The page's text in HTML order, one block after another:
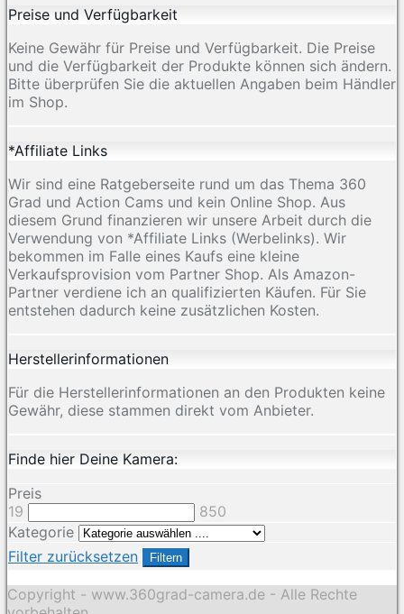
Preise und Verfügbarkeit
Keine Gewähr für Preise und Verfügbarkeit. Die Preise
und die Verfügbarkeit der Produkte können sich ändern.
Bitte überprüfen Sie die aktuellen Angaben beim Händler
im Shop.
*Affiliate Links
Wir sind eine Ratgeberseite rund um das Thema 360
Grad und Action Cams und kein Online Shop. Aus
diesem Grund finanzieren wir unsere Arbeit durch die
Verwendung von *Affiliate Links (Werbelinks). Wir
bekommen im Falle eines Kaufs eine kleine
Verkaufsprovision vom Partner Shop. Als Amazon-
Partner verdiene ich an qualifizierten Käufen. Für Sie
entstehen dadurch keine zusätzlichen Kosten.
Herstellerinformationen
Für die Herstellerinformationen an den Produkten keine
Gewähr, diese stammen direkt vom Anbieter.
Finde hier Deine Kamera:
Preis
19
850
Kategorie
Filter zurücksetzen
Filtern
Copyright - www.360grad-camera.de - Alle Rechte